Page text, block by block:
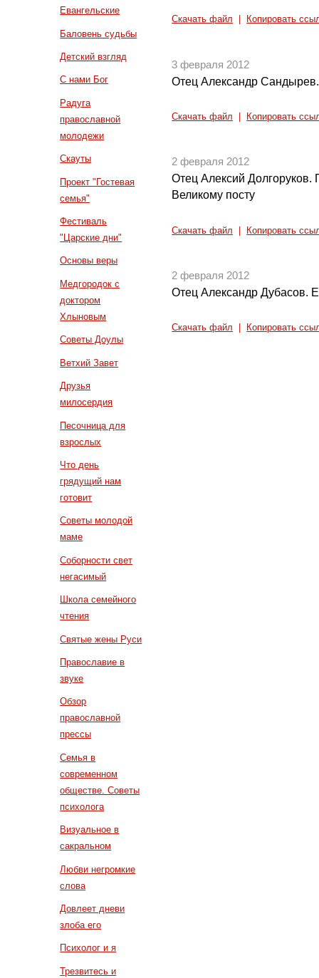
Евангельские
Баловень судьбы
Детский взгляд
С нами Бог
Радуга
православной
молодежи
Скауты
Проект "Гостевая
семья"
Фестиваль
"Царские дни"
Основы веры
Медгородок с
доктором
Хлыновым
Советы Доулы
Ветхий Завет
Друзья
милосердия
Песочница для
взрослых
Что день
грядущий нам
готовит
Советы молодой
маме
Соборности свет
негасимый
Школа семейного
чтения
Святые жены Руси
Православие в
звуке
Обзор
православной
прессы
Семья в
современном
обществе. Советы
психолога
Визуальное в
сакральном
Любви негромкие
слова
Довлеет дневи
злоба его
Психолог и я
Трезвитесь и
Скачать файл Копировать
3 февраля 2012
Отец Александр
Скачать файл Копировать
2 февраля 2012
Отец Алексий Долгоруков.
Великому посту
Скачать файл Копировать
2 февраля 2012
Отец Александр Дубасов.
Скачать файл Копировать